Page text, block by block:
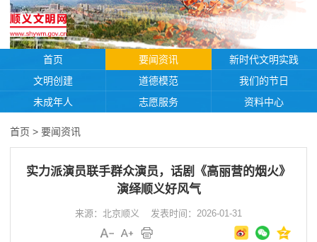
首页 要闻资讯
新时代文明实践
文明创建
道德模范
我们的节日
未成年人
志愿服务 资料中心
首页 > 要闻资讯
实力派演员联手群众演员，话剧《高丽营的烟火》
演绎顺义好风气
来源：北京顺义 发表时间：2026-01-31